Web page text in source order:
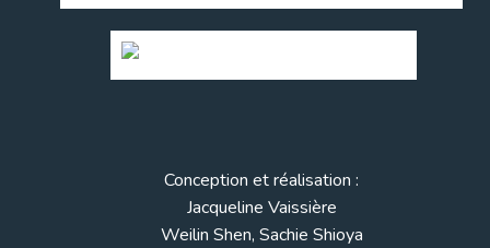
Conception et réalisation :
Jacqueline Vaissière
Weilin Shen, Sachie Shioya